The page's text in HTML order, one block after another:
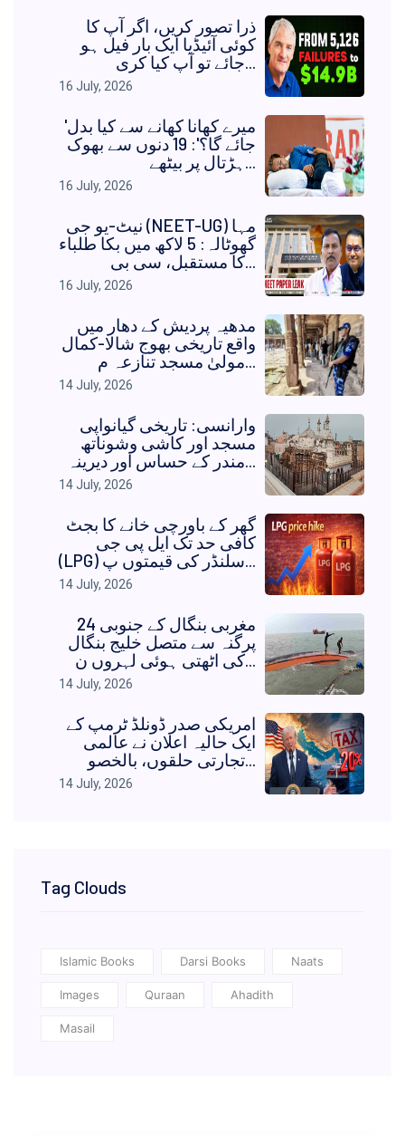
ذرا تصور کریں، اگر آپ کا
کوئی آئیڈیا ایک بار فیل ہو
جائے تو آپ کیا کری...
16 July, 2026
'میرے کھانا کھانے سے کیا بدل
جائے گا؟': 19 دنوں سے بھوک
ہڑتال پر بیٹھے...
16 July, 2026
نیٹ-یو جی (NEET-UG) مہا
گھوٹالہ: 5 لاکھ میں بکا طلباء
کا مستقبل، سی بی...
16 July, 2026
مدھیہ پردیش کے دھار میں
واقع تاریخی بھوج شالا-کمال
مولیٰ مسجد تنازعہ م...
14 July, 2026
وارانسی: تاریخی گیانواپی
مسجد اور کاشی وشوناتھ
مندر کے حساس اور دیرینہ...
14 July, 2026
گھر کے باورچی خانے کا بجٹ
کافی حد تک ایل پی جی
(LPG) سلنڈر کی قیمتوں پ...
14 July, 2026
مغربی بنگال کے جنوبی 24
پرگنہ سے متصل خلیج بنگال
کی اٹھتی ہوئی لہروں ن...
14 July, 2026
امریکی صدر ڈونلڈ ٹرمپ کے
ایک حالیہ اعلان نے عالمی
تجارتی حلقوں، بالخصو...
14 July, 2026
Tag Clouds
Islamic Books Darsi Books Naats
Images Quraan Ahadith
Masail